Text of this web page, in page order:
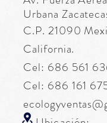
Urbana
C.P. 21090
California.
Cel: 686 561
Cel: 686 161